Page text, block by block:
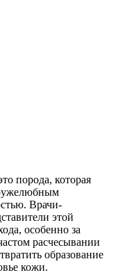
порода, которая
Врачи-
этой
особенно за
расчесывании
образование
кожи.